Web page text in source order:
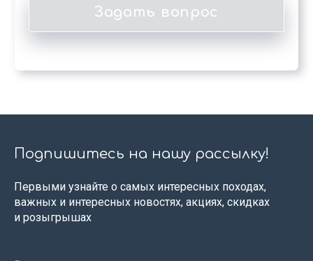
Подпишитесь на нашу рассылку!
Первыми узнайте о самых интересных походах,
важных и интересных новостях, акциях, скидках
и розыгрышах